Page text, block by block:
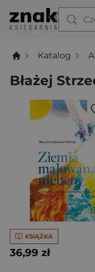
Katalog
Błażej
KSIĄŻKA
36,99 zł